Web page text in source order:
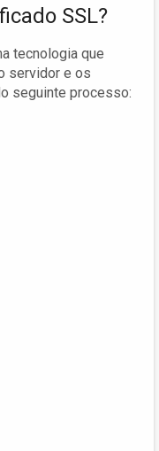
SSL?
tecnologia que
servidor e os
seguinte processo: